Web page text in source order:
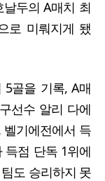
두의 A매치 최
로 미뤄지게 됐
골을 기록, A매
선수 알리 다에
벨기에전에서 득
득점 단독 1위에
도 승리하지 못